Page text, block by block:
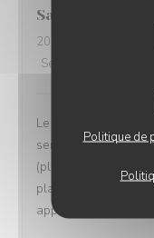
Politique de
Sandrine
2026-08-01
- 20:00
Service
Le cadre est
service est
(plus) à la hauteur
plats de la formule
apporter les assiettes.